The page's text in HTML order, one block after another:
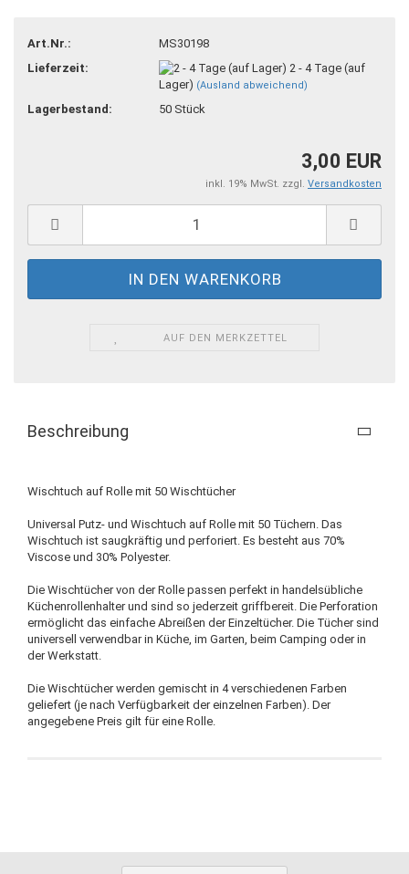
Art.Nr.:
MS30198
Lieferzeit:
2 - 4 Tage (auf
Lager) (Ausland abweichend)
Lagerbestand: 50 Stück
3,00 EUR
inkl. 19% MwSt. zzgl. Versandkosten
AUF DEN MERKZETTEL
Beschreibung
Wischtuch auf Rolle mit 50 Wischtücher
Universal Putz- und Wischtuch auf Rolle mit 50 Tüchern. Das
Wischtuch ist saugkräftig und perforiert. Es besteht aus 70%
Viscose und 30% Polyester.
Die Wischtücher von der Rolle passen perfekt in handelsübliche
Küchenrollenhalter und sind so jederzeit griffbereit. Die Perforation
ermöglicht das einfache Abreißen der Einzeltücher. Die Tücher sind
universell verwendbar in Küche, im Garten, beim Camping oder in
der Werkstatt.
Die Wischtücher werden gemischt in 4 verschiedenen Farben
geliefert (je nach Verfügbarkeit der einzelnen Farben). Der
angegebene Preis gilt für eine Rolle.